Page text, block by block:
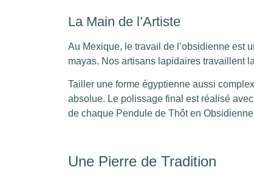
La Main de l’Artiste
Au Mexique, le travail de l’obsidienne est
mayas. Nos artisans lapidaires travaillent
Tailler une forme égyptienne aussi
absolue. Le polissage final est réalisé
de chaque Pendule de Thôt en
Une Pierre de Tradition